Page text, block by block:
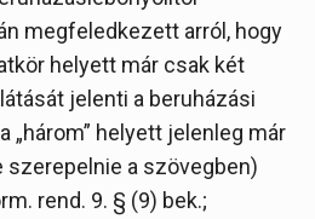
megfeledkezett arról, hogy
helyett már csak két
jelenti a beruházási
„három” helyett jelenleg már
szerepelnie a szövegben)
rend. 9. § (9) bek.;